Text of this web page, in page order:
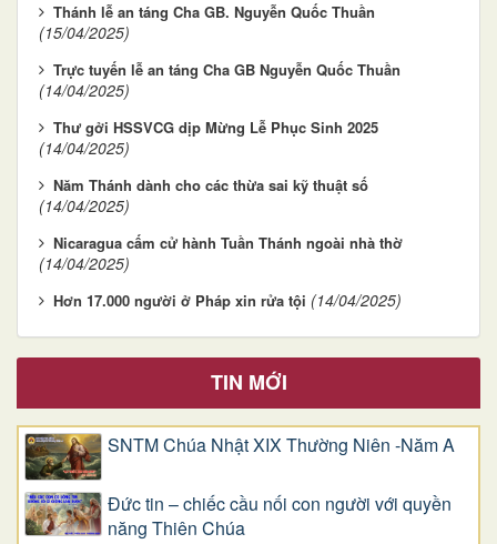
Thánh lễ an táng Cha GB. Nguyễn Quốc Thuần
(15/04/2025)
Trực tuyến lễ an táng Cha GB Nguyễn Quốc Thuần
(14/04/2025)
Thư gởi HSSVCG dịp Mừng Lễ Phục Sinh 2025
(14/04/2025)
Năm Thánh dành cho các thừa sai kỹ thuật số
(14/04/2025)
Nicaragua cấm cử hành Tuần Thánh ngoài nhà thờ
(14/04/2025)
Hơn 17.000 người ở Pháp xin rửa tội (14/04/2025)
TIN MỚI
SNTM Chúa Nhật XIX Thường Niên -Năm A
Đức tin – chiếc cầu nối con người với quyền
năng Thiên Chúa